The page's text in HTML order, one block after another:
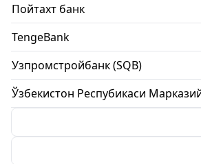
Пойтахт банк
TengeBank
Узпромстройбанк (SQB)
Ўзбекистон Респубикаси